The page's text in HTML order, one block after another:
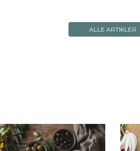
ALLE ARTIKLER